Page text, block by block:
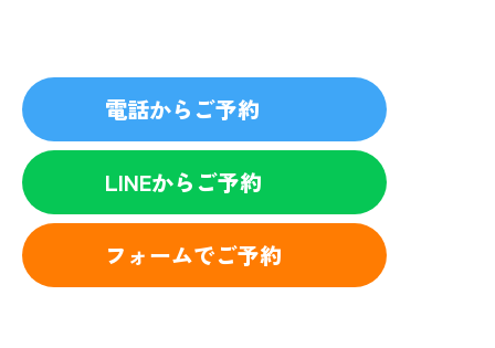
電話からご予約
LINEからご予約
フォームでご予約